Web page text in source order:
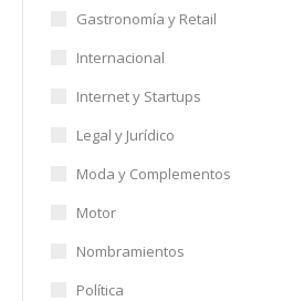
Gastronomía y Retail
Internacional
Internet y Startups
Legal y Jurídico
Moda y Complementos
Motor
Nombramientos
Política